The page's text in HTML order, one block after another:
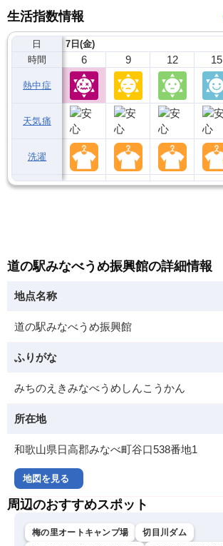
生活指数情報
日
時間
熱中症
天気痛
洗濯
7日(金)
6 9 12 15
道の駅みなべうめ振興館の詳細情報
地点名称
道の駅みなべうめ振興館
ふりがな
みちのえきみなべうめしんこうかん
所在地
和歌山県日高郡みなべ町谷口538番地1
地図を見る
周辺のおすすめスポット
梅の里オートキャンプ場
切目川ダム